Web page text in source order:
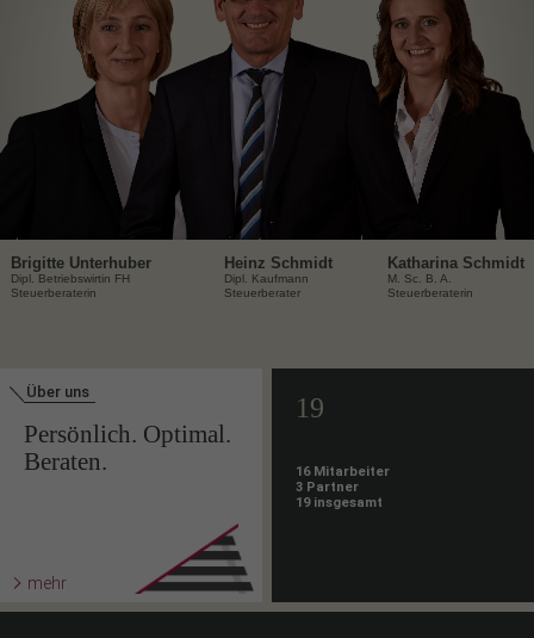
Brigitte Unterhuber
Dipl. Betriebswirtin FH
Steuerberaterin
Heinz Schmidt
Dipl. Kaufmann
Steuerberater
Katharina Schmidt
M. Sc. B. A.
Steuerberaterin
Über uns
Persönlich. Optimal.
Beraten.
mehr
19
16 Mitarbeiter
3 Partner
19 insgesamt